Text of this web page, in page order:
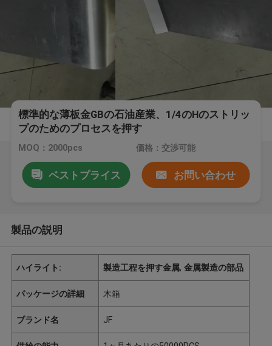
標準的な薄板金GBの石油産業、1/4のHのストリッ
プのためのプロセスを押す
MOQ：2000pcs 価格：交渉可能
ベストプライス お問い合わせ
製品の説明
ハイライト: 製造工程を押す金属,金属製造の部品
パッケージの詳細 木箱
ブランド名 JF